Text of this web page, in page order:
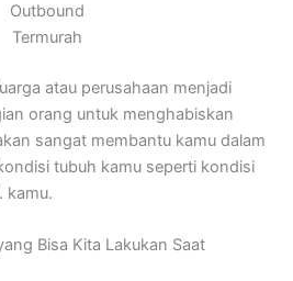
Outbound
Termurah
atau perusahaan menjadi
orang untuk menghabiskan
sangat membantu kamu dalam
tubuh kamu seperti kondisi
kamu.
Bisa Kita Lakukan Saat